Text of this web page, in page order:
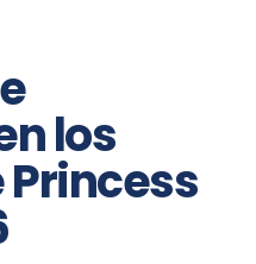
los